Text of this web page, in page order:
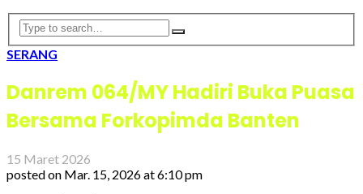
SERANG
Danrem 064/MY Hadiri Buka Puasa
Bersama Forkopimda Banten
15 Maret 2026
posted on Mar. 15, 2026 at 6:10 pm